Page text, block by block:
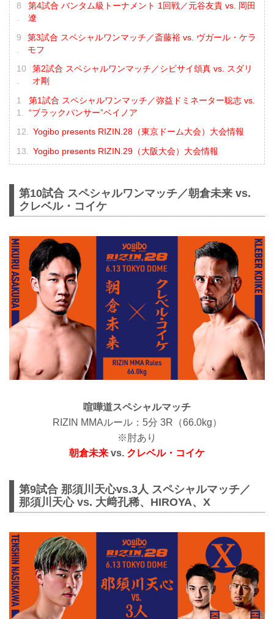
第4試合 バンタム級トーナメント 1回戦／元谷友貴 vs. 岡田
遼
第3試合 スペシャルワンマッチ／斎藤裕 vs. ヴガール・ケラ
モフ
第2試合 スペシャルワンマッチ／シビサイ頌真 vs. スダリ
オ剛
第1試合 スペシャルワンマッチ／弥益ドミネーター聡志 vs.
“ブラックパンサー”ベイノア
Yogibo presents RIZIN.28（東京ドーム大会）大会情報
Yogibo presents RIZIN.29（大阪大会）大会情報
第10試合 スペシャルワンマッチ／朝倉未来 vs.
クレベル・コイケ
喧嘩道スペシャルマッチ
RIZIN MMAルール：5分 3R（66.0kg）
※肘あり
朝倉未来 vs. クレベル・コイケ
第9試合 那須川天心vs.3人 スペシャルマッチ／
那須川天心 vs. 大﨑孔稀、HIROYA、X